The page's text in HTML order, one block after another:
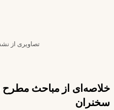
تصاویری از
خلاصه‌ای از مباحث
سخنران